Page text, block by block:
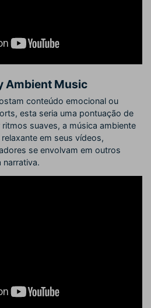
Ambient Music
conteúdo emocional ou
esta seria uma pontuação de
suaves, a música ambiente
em seus vídeos,
se envolvam em outros